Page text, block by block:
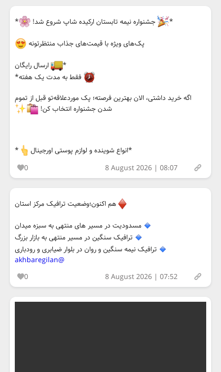
* جشنواره نیمه تابستان ارکیده شاپ شروع شد!
*
پک‌های ویژه با قیمت‌های جذاب منتظرتونه
*
ارسال رایگان
فقط به مدت یک هفته*
اگه خرید داشتی، الان بهترین فرصته؛ پک موردعلاقه‌تو قبل از تموم
شدن جشنواره انتخاب کن!
*انواع شوینده و لوازم پوستی اورجینال
*
0
8 August 2026 | 08:07
هم اکنون؛وضعیت ترافیک مرکز استان
مسدودیت در مسیر های منتهی به سبزه میدان
ترافیک سنگین در مسیر منتهی به بازار بزرگ
ترافیک نیمه سنگین و روان در بلوار ضیابری و رودباری
@akhbaregilan
0
8 August 2026 | 07:52